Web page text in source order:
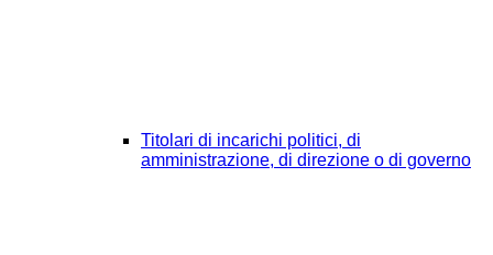
Titolari di incarichi politici, di
amministrazione, di direzione o di governo